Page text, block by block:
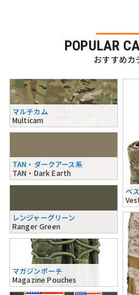
POPULAR
おすすめカ
マルチカム
Multicam
TAN・ダークアース系
TAN・Dark Earth
レンジャーグリーン
Ranger Green
ベ
マガジンポーチ
Magazine Pouches